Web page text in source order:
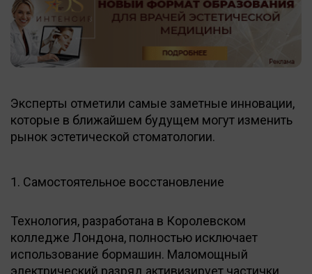
Эксперты отметили самые заметные инновации,
которые в ближайшем будущем могут изменить
рынок эстетической стоматологии.
1. Самостоятельное восстановление
Технология, разработана в Королевском
колледже Лондона, полностью исключает
использование бормашин. Маломощный
электрический разряд активизирует частички